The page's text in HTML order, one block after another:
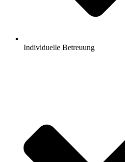
Individuelle Betreuung